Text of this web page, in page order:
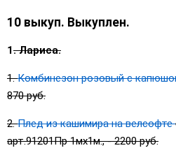
10 выкуп. Выкуплен.
1. Лариса.
1.Комбинезон розовый с
870 руб.
2.Плед из кашимира на велсофте
арт.91201Пр 1мх1м., - 2200 руб.